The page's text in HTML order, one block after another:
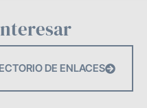
DE ENLACES